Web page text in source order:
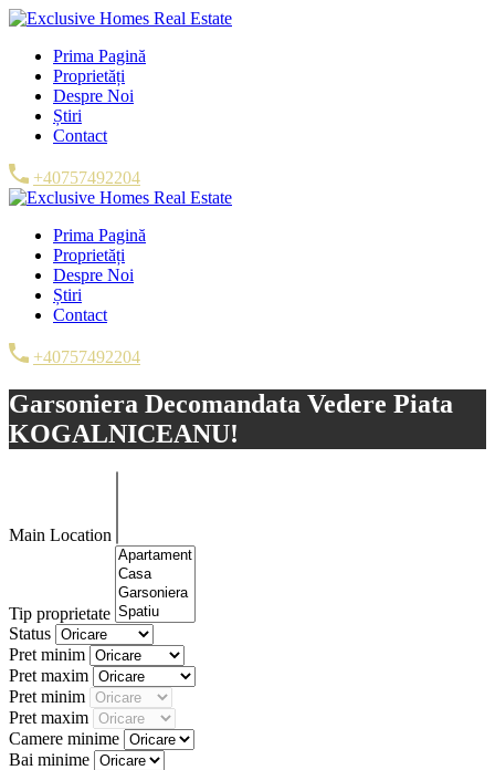
Prima Pagină
Proprietăți
Despre Noi
Știri
Contact
+40757492204
Prima Pagină
Proprietăți
Despre Noi
Știri
Contact
+40757492204
Garsoniera Decomandata Vedere Piata
KOGALNICEANU!
Main Location
Tip proprietate
Status
Pret minim
Pret maxim
Pret minim
Pret maxim
Camere minime
Bai minime